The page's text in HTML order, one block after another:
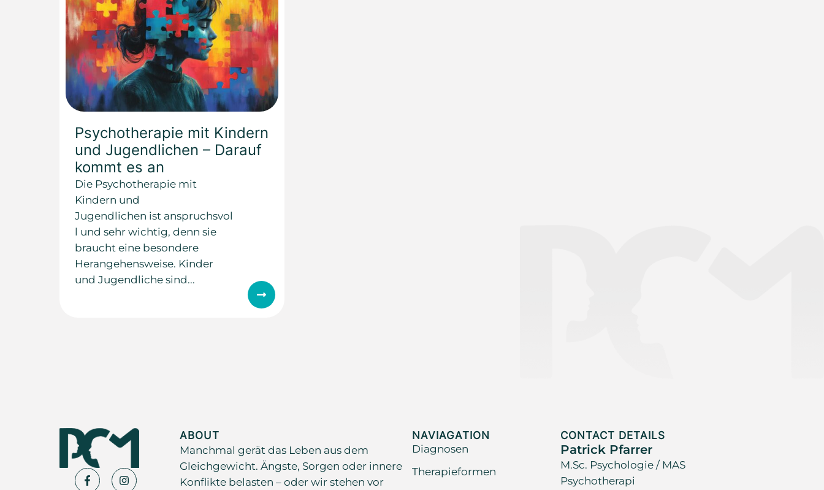
Psychotherapie mit Kindern
und Jugendlichen – Darauf
kommt es an
Die Psychotherapie mit
Kindern und
Jugendlichen ist anspruchsvol
l und sehr wichtig, denn sie
braucht eine besondere
Herangehensweise. Kinder
und Jugendliche sind...
ABOUT
Manchmal gerät das Leben aus dem
Gleichgewicht. Ängste, Sorgen oder innere
Konflikte belasten – oder wir stehen vor
NAVIAGATION
Diagnosen
Therapieformen
CONTACT DETAILS
Patrick Pfarrer
M.Sc. Psychologie / MAS
Psychotherapi